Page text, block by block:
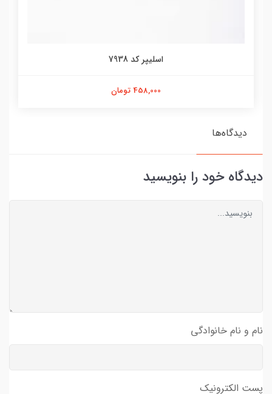
اسلیپر کد 7938
458,000 تومان
دیدگاه‌ها
دیدگاه خود را بنویسید
نام و نام خانوادگی
پست الکترونیک